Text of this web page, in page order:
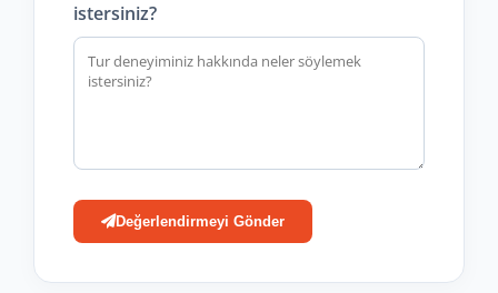
istersiniz?
Değerlendirmeyi Gönder